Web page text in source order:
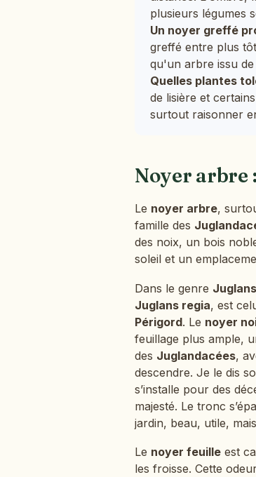
plusieurs légumes
Un noyer greffé
greffé entre plus
qu'un arbre issu de
Quelles plantes
de lisière et
surtout raisonner
Noyer arbre
Le noyer arbre,
famille des
des noix, un bois
soleil et un
Dans le genre Juglans
Juglans regia, est
Périgord. Le noyer
feuillage plus ample,
des Juglandacées,
descendre. Je le dis
s’installe pour des
majesté. Le tronc
jardin, beau, utile,
Le noyer feuille est
les froisse. Cette